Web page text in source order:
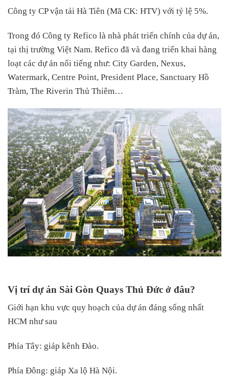
Công ty CP vận tải Hà Tiên (Mã CK: HTV) với tỷ lệ 5%.
Trong đó Công ty Refico là nhà phát triển chính của dự án,
tại thị trường Việt Nam. Refico đã và đang triển khai hàng
loạt các dự án nổi tiếng như: City Garden, Nexus,
Watermark, Centre Point, President Place, Sanctuary Hồ
Tràm, The Riverin Thủ Thiêm…
Vị trí dự án Sài Gòn Quays Thủ Đức ở đâu?
Giới hạn khu vực quy hoạch của dự án đáng sống nhất
HCM như sau
Phía Tây: giáp kênh Đào.
Phía Đông: giáp Xa lộ Hà Nội.